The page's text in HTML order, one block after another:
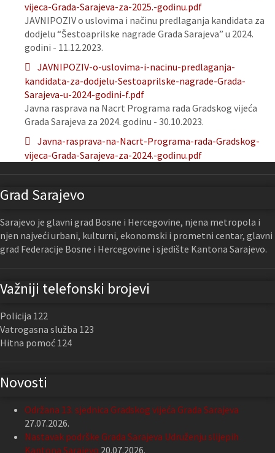
vijeca-Grada-Sarajeva-za-2025.-godinu.pdf
JAVNIPOZIV o uslovima i načinu predlaganja kandidata za
dodjelu “Šestoaprilske nagrade Grada Sarajeva” u 2024.
godini - 11.12.2023.
JAVNIPOZIV-o-uslovima-i-nacinu-predlaganja-
kandidata-za-dodjelu-Sestoaprilske-nagrade-Grada-
Sarajeva-u-2024-godini-f.pdf
Javna rasprava na Nacrt Programa rada Gradskog vijeća
Grada Sarajeva za 2024. godinu - 30.10.2023.
Javna-rasprava-na-Nacrt-Programa-rada-Gradskog-
vijeca-Grada-Sarajeva-za-2024.-godinu.pdf
Grad Sarajevo
Sarajevo je glavni grad Bosne i Hercegovine, njena metropola i
njen najveći urbani, kulturni, ekonomski i prometni centar, glavni
grad Federacije Bosne i Hercegovine i sjedište Kantona Sarajevo.
Važniji telefonski brojevi
Policija 122
Vatrogasna služba 123
Hitna pomoć 124
Novosti
Održana 13. sjednica Gradskog vijeća Grada Sarajeva
27.07.2026.
Nastavak podrške Grada Sarajeva Udruženju slijepih
Kantona Sarajevo 20.07.2026.